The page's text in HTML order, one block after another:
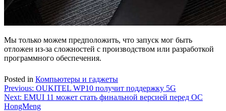
Мы только можем предположить, что запуск мог быть
отложен из-за сложностей с производством или разработкой
программного обеспечения.
Posted in Компьютеры и гаджеты
Навигация
по
Previous: OUKITEL WP10 получит поддержку 5G
Next: EMUI 11 может стать финальной версией перед ОС
HongMeng